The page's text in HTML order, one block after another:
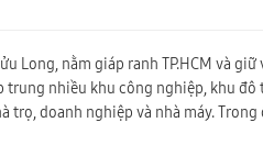
Long, nằm giáp ranh TP.HCM và
trung nhiều khu công nghiệp, khu
trọ, doanh nghiệp và nhà máy. Trong